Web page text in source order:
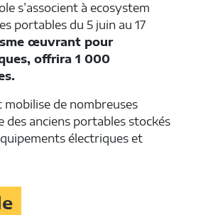
s’associent à ecosystem
portables du 5 juin au 17
œuvrant pour
offrira 1 000
de nombreuses
des anciens portables stockés
électriques et